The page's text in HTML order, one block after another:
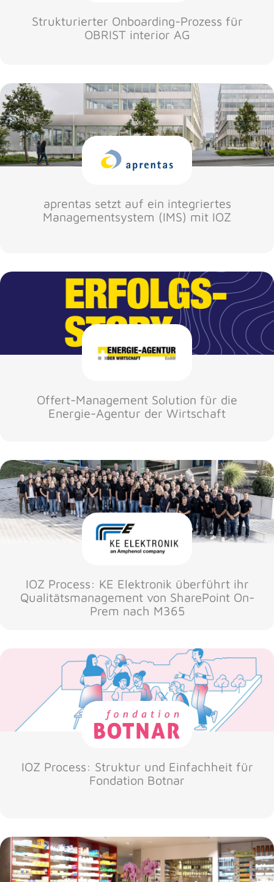
Strukturierter Onboarding-Prozess für
OBRIST interior AG
aprentas setzt auf ein integriertes
Managementsystem (IMS) mit IOZ
Offert-Management Solution für die
Energie-Agentur der Wirtschaft
IOZ Process: KE Elektronik überführt ihr
Qualitätsmanagement von SharePoint On-
Prem nach M365
IOZ Process: Struktur und Einfachheit für
Fondation Botnar